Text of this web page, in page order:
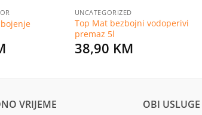
bojenje
UNCATEGORIZED
Top Mat bezbojni vodoperivi
premaz 5l
38,90 KM
VRIJEME OBI USLUGE